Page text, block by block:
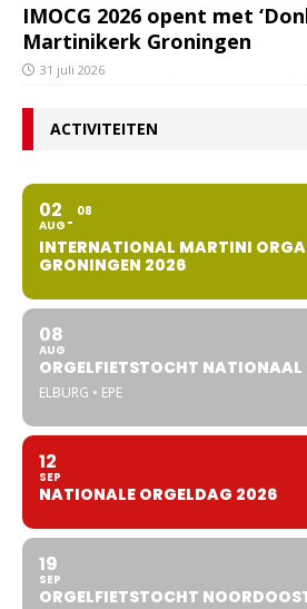
IMOCG 2026 opent met
Martinikerk Groningen
31 juli 2026
ACTIVITEITEN
02
AUG
08
INTERNATIONAL MARTINI
GRONINGEN 2026
08
AUG
ORGELFIETSTOCHT NATIONAAL
ELBURG • EPE
12
SEP
NATIONALE ORGELDAG 2026
19
SEP
ORGELFIETSTOCHT